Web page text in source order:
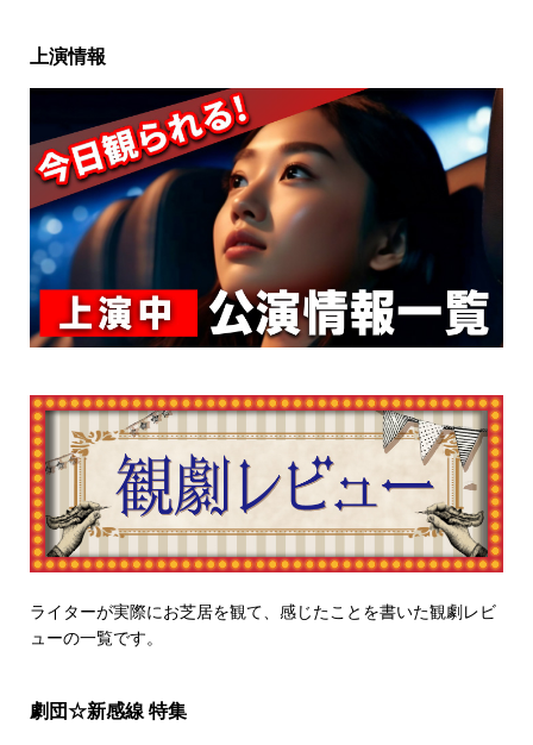
上演情報
ライターが実際にお芝居を観て、感じたことを書いた観劇レビ
ューの一覧です。
劇団☆新感線 特集